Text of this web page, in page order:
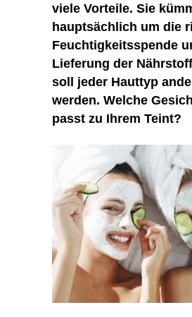
viele Vorteile. Sie
hauptsächlich um die
Feuchtigkeitsspende
Lieferung der
soll jeder Hauttyp
werden. Welche
passt zu Ihrem Teint?